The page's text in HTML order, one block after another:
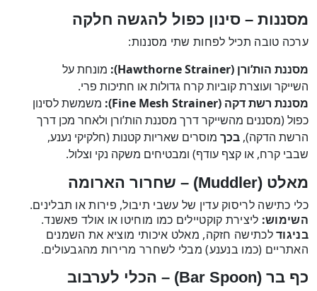
מסננות – סינון כפול להגשה חלקה
ערכה טובה תכיל לפחות שתי מסננות:
מסננת הות’ורן (Hawthorne Strainer):
מונחת על
השייקר ועוצרת קוביות קרח גדולות או חתיכות פרי.
מסננת רשת דקה (Fine Mesh Strainer):
משמשת לסינון
כפול (מסננים מהשייקר דרך מסננת הות’ורן ולאחר מכן דרך
הרשת הדקה), בכךמוסרים שאריות קטנות (חלקיקי נענע,
שבבי קרח, או קצף עודף) ומבטיחים משקה נקי וצלול.
מאלט (Muddler) – שחרור הארומה
כלי כתישה לריסוק עדין של עשבי תיבול, פירות או תבלינים.
השימוש:ליצירת קוקטיילים כמו מוחיטו או אולד פאשנד.
בניגודלכתישה חזקה, מאלט איכותי מוציא את השמנים
האתריים (כמו בנענע) מבלי לשחרר מרירות מהגבעולים.
כף בר (Bar Spoon) – הכלי לערבוב